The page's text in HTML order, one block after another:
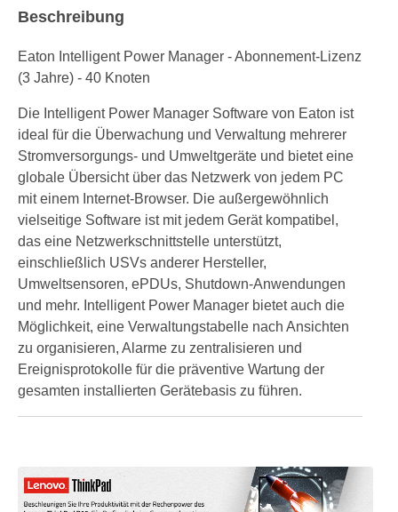
Beschreibung
Eaton Intelligent Power Manager - Abonnement-Lizenz
(3 Jahre) - 40 Knoten
Die Intelligent Power Manager Software von Eaton ist
ideal für die Überwachung und Verwaltung mehrerer
Stromversorgungs- und Umweltgeräte und bietet eine
globale Übersicht über das Netzwerk von jedem PC
mit einem Internet-Browser. Die außergewöhnlich
vielseitige Software ist mit jedem Gerät kompatibel,
das eine Netzwerkschnittstelle unterstützt,
einschließlich USVs anderer Hersteller,
Umweltsensoren, ePDUs, Shutdown-Anwendungen
und mehr. Intelligent Power Manager bietet auch die
Möglichkeit, eine Verwaltungstabelle nach Ansichten
zu organisieren, Alarme zu zentralisieren und
Ereignisprotokolle für die präventive Wartung der
gesamten installierten Gerätebasis zu führen.